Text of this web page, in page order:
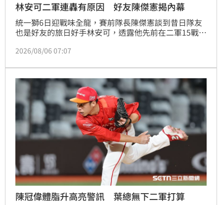
林安可二軍連轟有原因 好友陳傑憲揭內幕
統一獅6日迎戰味全龍，賽前隊長陳傑憲談到昔日隊友
也是好友的旅日好手林安可，透露他先前在二軍15戰6
「連這種天才都會改變。」
2026/08/06 07:07
陳冠偉體脂升高亮警訊 葉總無下二軍打算